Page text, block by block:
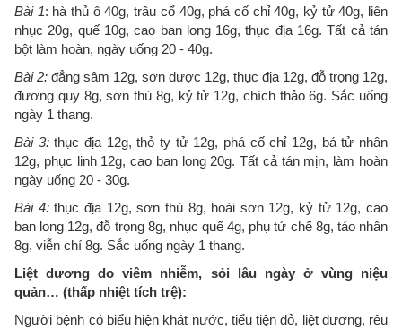
Bài 1: hà thủ ô 40g, trâu cổ 40g, phá cố chỉ 40g, kỷ tử 40g, liên
nhục 20g, quế 10g, cao ban long 16g, thục địa 16g. Tất cả tán
bột làm hoàn, ngày uống 20 - 40g.
Bài 2: đẳng sâm 12g, sơn dược 12g, thục địa 12g, đỗ trọng 12g,
đương quy 8g, sơn thù 8g, kỷ tử 12g, chích thảo 6g. Sắc uống
ngày 1 thang.
Bài 3:thục địa 12g, thỏ ty tử 12g, phá cố chỉ 12g, bá tử nhân
12g, phục linh 12g, cao ban long 20g. Tất cả tán mịn, làm hoàn
ngày uống 20 - 30g.
Bài 4:thục địa 12g, sơn thù 8g, hoài sơn 12g, kỷ tử 12g, cao
ban long 12g, đỗ trọng 8g, nhục quế 4g, phụ tử chế 8g, táo nhân
8g, viễn chí 8g. Sắc uống ngày 1 thang.
Liệt dương do viêm nhiễm, sỏi lâu ngày ở vùng niệu
quản… (thấp nhiệt tích trệ):
Người bệnh có biểu hiện khát nước, tiểu tiện đỏ, liệt dương, rêu